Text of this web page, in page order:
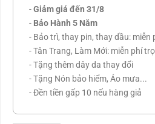
-Giảm giá đến 31/8
- Bảo Hành 5 Năm
- Bảo trì, thay pin, thay dầu: miễn
- Tân Trang, Làm Mới: miễn phí
- Tặng thêm dây da thay đổi
- Tặng Nón bảo hiểm, Áo mưa...
- Đền tiền gấp 10 nếu hàng giả